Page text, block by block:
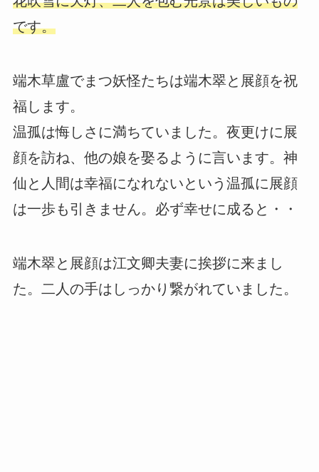
です。
端木草盧でまつ妖怪たちは端木翠と展顔を祝
福します。
温孤は悔しさに満ちていました。夜更けに展
顔を訪ね、他の娘を娶るように言います。神
仙と人間は幸福になれないという温孤に展顔
は一歩も引きません。必ず幸せに成ると・・
端木翠と展顔は江文卿夫妻に挨拶に来まし
た。二人の手はしっかり繋がれていました。